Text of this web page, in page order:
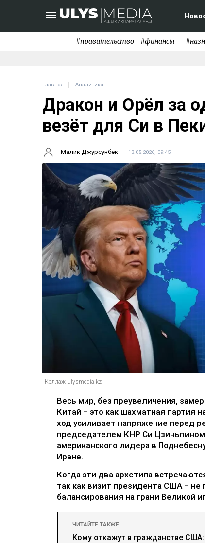
#правительство #финансы
Главная Аналитика
Дракон и Орёл за
везёт для Си в
Малик Джурсунбек 13.05.2026, 09:45
Коллаж Ulysmedia.kz
Весь мир, без преувеличения,
Китай – это как шахматная партия
ход усиливает напряжение перед
председателем КНР Си
американского лидера в
Иране.
Когда эти два архетипа
так как визит президента США – не
балансирования на грани Великой
ЧИТАЙТЕ ТАКЖЕ
Кому откажут в гражданстве